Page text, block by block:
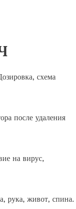
схема
после удаления
на вирус,
рука, живот, спина.